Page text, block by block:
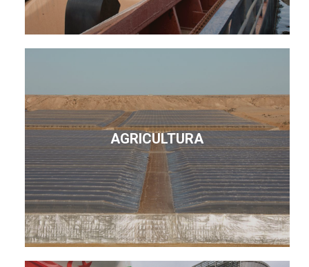
AGRICULTURA